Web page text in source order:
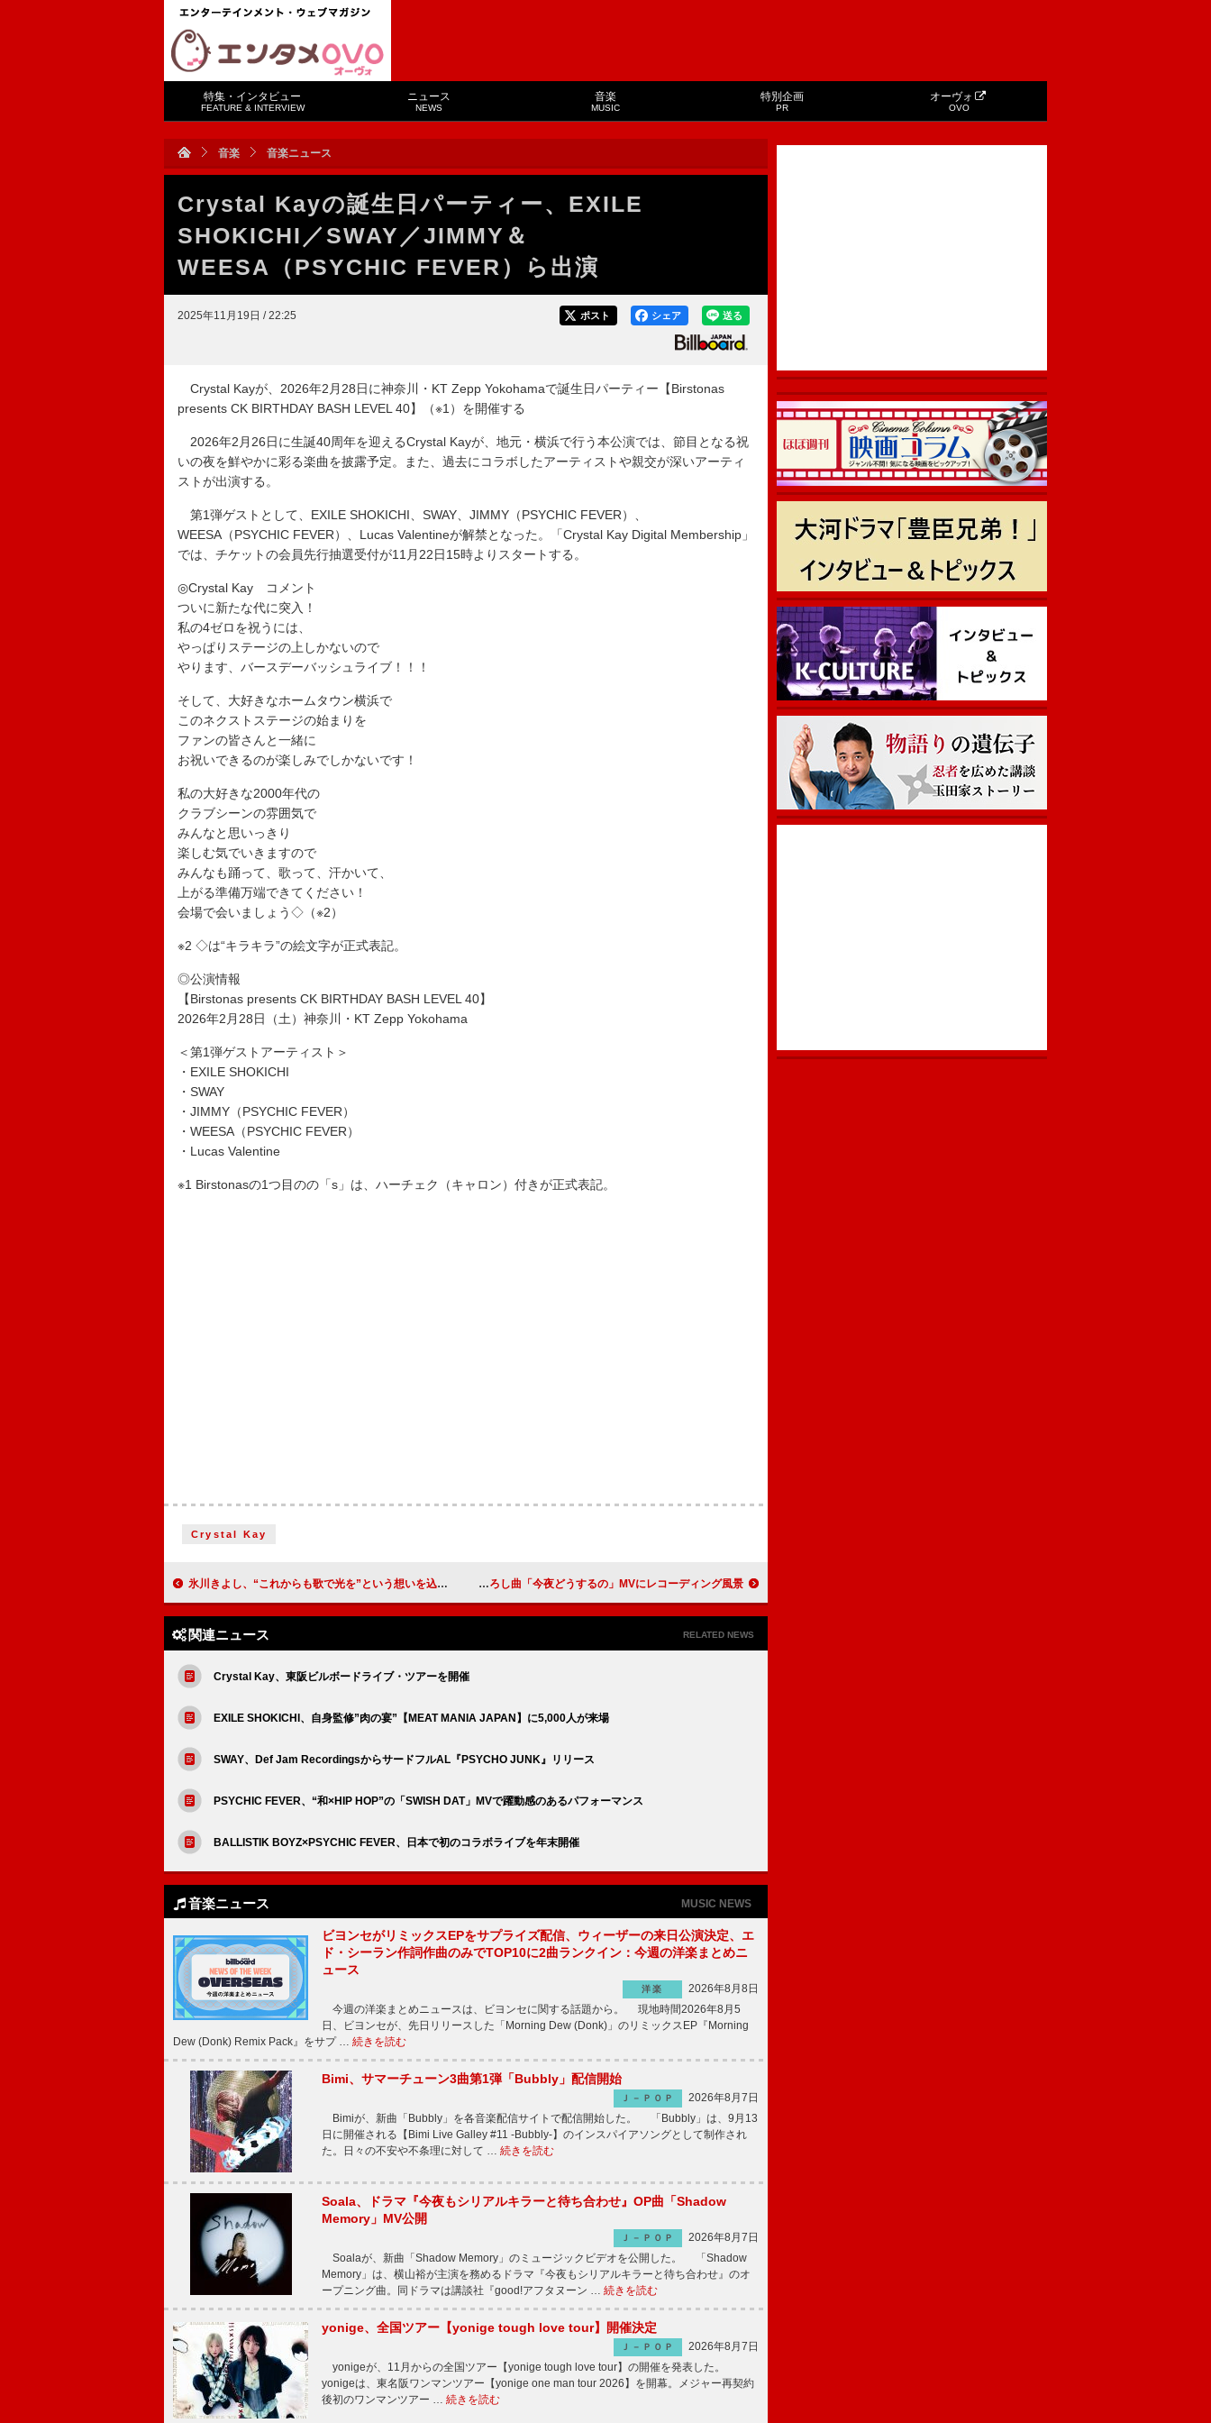
特集・インタビュー
FEATURE & INTERVIEW
ニュース
NEWS
音楽
MUSIC
特別企画
PR
オーヴォ
OVO
音楽 音楽ニュース
Crystal Kayの誕生日パーティー、EXILE
SHOKICHI／SWAY／JIMMY＆
WEESA（PSYCHIC FEVER）ら出演
2025年11月19日 / 22:25 送る
シェア
ポスト
Crystal Kayが、2026年2月28日に神奈川・KT Zepp Yokohamaで誕生日パーティー【Birstonas
presents CK BIRTHDAY BASH LEVEL 40】（※1）を開催する
2026年2月26日に生誕40周年を迎えるCrystal Kayが、地元・横浜で行う本公演では、節目となる祝
いの夜を鮮やかに彩る楽曲を披露予定。また、過去にコラボしたアーティストや親交が深いアーティ
ストが出演する。
第1弾ゲストとして、EXILE SHOKICHI、SWAY、JIMMY（PSYCHIC FEVER）、
WEESA（PSYCHIC FEVER）、Lucas Valentineが解禁となった。「Crystal Kay Digital Membership」
では、チケットの会員先行抽選受付が11月22日15時よりスタートする。
◎Crystal Kay コメント
ついに新たな代に突入！
私の4ゼロを祝うには、
やっぱりステージの上しかないので
やります、バースデーバッシュライブ！！！
そして、大好きなホームタウン横浜で
このネクストステージの始まりを
ファンの皆さんと一緒に
お祝いできるのが楽しみでしかないです！
私の大好きな2000年代の
クラブシーンの雰囲気で
みんなと思いっきり
楽しむ気でいきますので
みんなも踊って、歌って、汗かいて、
上がる準備万端できてください！
会場で会いましょう◇（※2）
※2 ◇は“キラキラ”の絵文字が正式表記。
◎公演情報
【Birstonas presents CK BIRTHDAY BASH LEVEL 40】
2026年2月28日（土）神奈川・KT Zepp Yokohama
＜第1弾ゲストアーティスト＞
・EXILE SHOKICHI
・SWAY
・JIMMY（PSYCHIC FEVER）
・WEESA（PSYCHIC FEVER）
・Lucas Valentine
※1 Birstonasの1つ目のの「s」は、ハーチェク（キャロン）付きが正式表記。
Crystal Kay
氷川きよし、“これからも歌で光を”という想いを込めた「BE THE LIGHT」MV公開 純烈、南こうせつ書き下ろし曲「今夜どうするの」MVにレコーディング風景
関連ニュース RELATED NEWS
Crystal Kay、東阪ビルボードライブ・ツアーを開催
EXILE SHOKICHI、自身監修”肉の宴”【MEAT MANIA JAPAN】に5,000人が来場
SWAY、Def Jam RecordingsからサードフルAL『PSYCHO JUNK』リリース
PSYCHIC FEVER、“和×HIP HOP”の「SWISH DAT」MVで躍動感のあるパフォーマンス
BALLISTIK BOYZ×PSYCHIC FEVER、日本で初のコラボライブを年末開催
音楽ニュース MUSIC NEWS
ビヨンセがリミックスEPをサプライズ配信、ウィーザーの来日公演決定、エ
ド・シーラン作詞作曲のみでTOP10に2曲ランクイン：今週の洋楽まとめニ
ュース
洋楽
2026年8月8日
今週の洋楽まとめニュースは、ビヨンセに関する話題から。 現地時間2026年8月5
日、ビヨンセが、先日リリースした「Morning Dew (Donk)」のリミックスEP『Morning
Dew (Donk) Remix Pack』をサプ … 続きを読む
Bimi、サマーチューン3曲第1弾「Bubbly」配信開始
Ｊ－ＰＯＰ
2026年8月7日
Bimiが、新曲「Bubbly」を各音楽配信サイトで配信開始した。 「Bubbly」は、9月13
日に開催される【Bimi Live Galley #11 -Bubbly-】のインスパイアソングとして制作され
た。日々の不安や不条理に対して … 続きを読む
Soala、ドラマ『今夜もシリアルキラーと待ち合わせ』OP曲「Shadow
Memory」MV公開
Ｊ－ＰＯＰ
2026年8月7日
Soalaが、新曲「Shadow Memory」のミュージックビデオを公開した。 「Shadow
Memory」は、横山裕が主演を務めるドラマ『今夜もシリアルキラーと待ち合わせ』のオ
ープニング曲。同ドラマは講談社『good!アフタヌーン … 続きを読む
yonige、全国ツアー【yonige tough love tour】開催決定
Ｊ－ＰＯＰ
2026年8月7日
yonigeが、11月からの全国ツアー【yonige tough love tour】の開催を発表した。
yonigeは、東名阪ワンマンツアー【yonige one man tour 2026】を開幕。メジャー再契約
後初のワンマンツアー … 続きを読む